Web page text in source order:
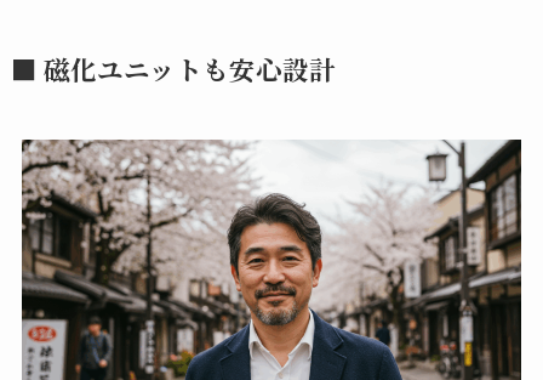
■ 磁化ユニットも安心設計